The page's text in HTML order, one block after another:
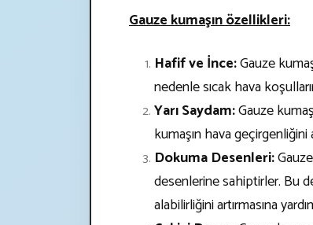
Gauze kumaşın özellikleri:
Hafif ve İnce:Gauze
nedenle sıcak hava
Yarı Saydam:Gauze
kumaşın hava geçirgenliğini
Dokuma Desenleri:
desenlerine sahiptirler. Bu
alabilirliğini artırmasına